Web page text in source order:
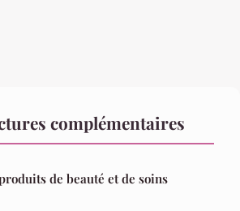
complémentaires
de beauté et de soins